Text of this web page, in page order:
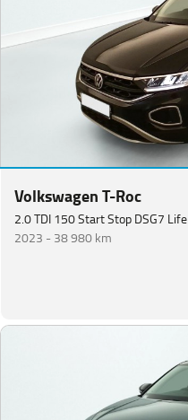
Volkswagen T-Roc
2.0 TDI 150 Start Stop DSG7 Life
2023 -38 980 km